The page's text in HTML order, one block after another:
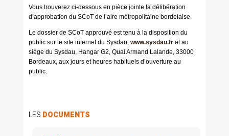
Vous trouverez ci-dessous en pièce jointe la délibération
d’approbation du SCoT de l’aire métropolitaine bordelaise.
Le dossier de SCoT approuvé est tenu à la disposition du
public sur le site internet du Sysdau, www.sysdau.fret au
siège du Sysdau, Hangar G2, Quai Armand Lalande, 33000
Bordeaux, aux jours et heures habituels d’ouverture au
public.
LES DOCUMENTS